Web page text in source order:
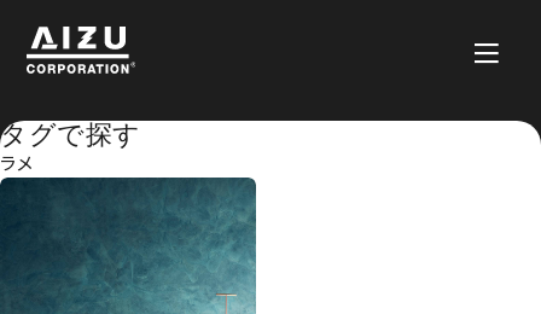
タグで探す
ラメ